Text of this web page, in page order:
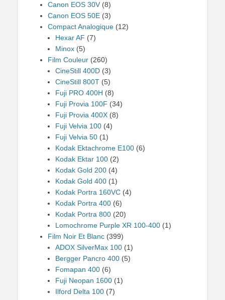
Canon EOS 30V (8)
Canon EOS 50E (3)
Compact Analogique (12)
Hexar AF (7)
Minox (5)
Film Couleur (260)
CineStill 400D (3)
CineStill 800T (5)
Fuji PRO 400H (8)
Fuji Provia 100F (34)
Fuji Provia 400X (8)
Fuji Velvia 100 (4)
Fuji Velvia 50 (1)
Kodak Ektachrome E100 (6)
Kodak Ektar 100 (2)
Kodak Gold 200 (4)
Kodak Gold 400 (1)
Kodak Portra 160VC (4)
Kodak Portra 400 (6)
Kodak Portra 800 (20)
Lomochrome Purple XR 100-400 (1)
Film Noir Et Blanc (399)
ADOX SilverMax 100 (1)
Bergger Pancro 400 (5)
Fomapan 400 (6)
Fuji Neopan 1600 (1)
Ilford Delta 100 (7)